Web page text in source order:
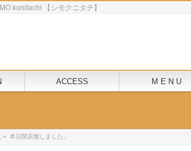
kunitachi 【シモクニタチ】
ACCESS M E N U
» 本日閉店致しました。